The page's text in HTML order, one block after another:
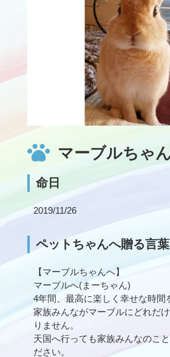
マーブルちゃん
命日
2019/11/26
ペットちゃんへ贈る言葉
【マーブルちゃんへ】
マーブルへ(まーちゃん)
4年間、最高に楽しく幸せな時間
家族みんながマーブルにどれだ
りません。
天国へ行っても家族みんなのこ
ださい。